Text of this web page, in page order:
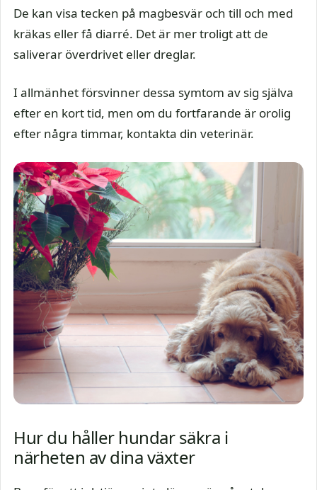
De kan visa tecken på magbesvär och till och med
kräkas eller få diarré. Det är mer troligt att de
saliverar överdrivet eller dreglar.
I allmänhet försvinner dessa symtom av sig själva
efter en kort tid, men om du fortfarande är orolig
efter några timmar, kontakta din veterinär.
Hur du håller hundar säkra i
närheten av dina växter